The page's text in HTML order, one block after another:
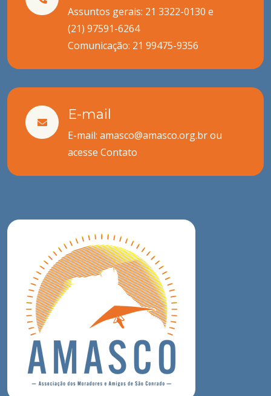
Assuntos gerais: 21 3322-0130 e
(21) 97591-6264
Comunicação: 21 99475-9356
E-mail
E-mail: amasco@amasco.org.br ou
acesse Contato